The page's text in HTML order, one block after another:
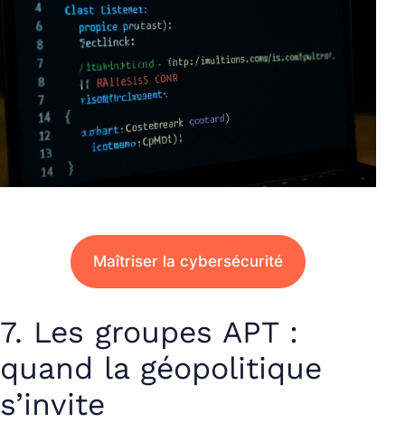
Maîtriser la cybersécurité
7. Les groupes APT :
quand la géopolitique
s’invite